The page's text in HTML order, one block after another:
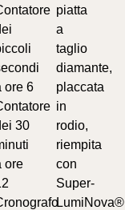
ore 6
30
ore
piatta
a
taglio
diamante,
placcata
in
rodio,
riempita
con
Super-
LumiNova®